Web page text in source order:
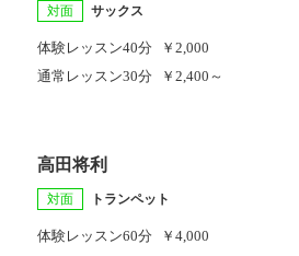
対面 サックス
体験レッスン40分
￥2,000
通常レッスン30分 ￥2,400～
高田将利
対面 トランペット
体験レッスン60分 ￥4,000